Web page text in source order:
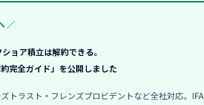
／
ョア積立は解約できる。
完全ガイド」を公開しました
トラスト・フレンズプロビデントなど全社対応。IFA